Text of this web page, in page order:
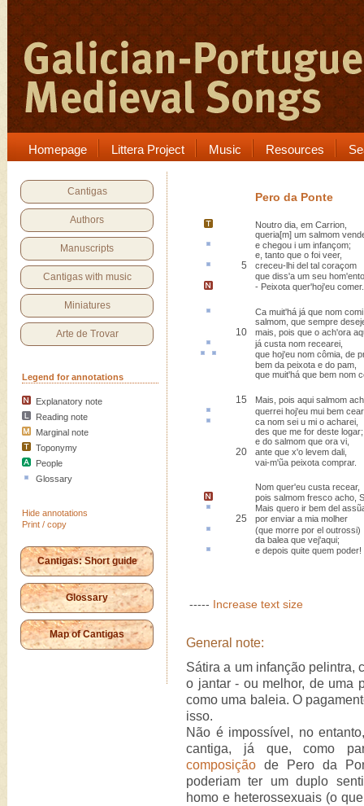
Homepage Littera Project Music Resources
Cantigas
Authors
Manuscripts
Cantigas with music
Miniatures
Arte de Trovar
Legend for annotations
Explanatory note
Reading note
Marginal note
Toponymy
People
Glossary
Hide annotations
Print / copy
Cantigas: Short guide
Glossary
Map of Cantigas
Pero da Ponte
Noutro dia, em Carrion
queria[m] um salmom
e chegou i um infançom;
e, tanto que o foi veer,
5 creceu-lhi del tal coraçom
que diss'a um seu
- Peixota quer'hoj'eu comer.
Ca muit'há já que nom comi
salmom, que sempre
10
mais, pois que o ach'ora
já custa nom recearei,
que hoj'eu nom cômia de
bem da peixota e do pam,
que muit'há que bem nom
15
Mais, pois aqui salmom
querrei hoj'eu mui bem
ca nom sei u mi o acharei,
des que me for deste logar;
e do salmom que ora vi,
20
ante que x'o levem dali,
vai-m'ũa peixota comprar.
Nom quer'eu custa recear,
pois salmom fresco acho,
Mais quero ir bem del
25
por enviar a mia molher
(que morre por el outrossi)
da balea que vej'aqui;
e depois quite quem poder!
----- Increase text size
General note:
Sátira a um infanção pelintra,
o jantar - ou melhor, de uma
como uma baleia. O
isso.
Não é impossível, no
cantiga, já que, como
composição de Pero da
poderiam ter um duplo
homo e heterossexuais (o